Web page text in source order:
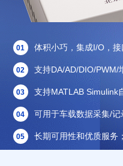
01 体积小巧，集成I/O，接
02 支持DA/AD/DIO/PWM/
03 支持MATLAB Simulink
04 可用于车载数据采集/记
05 长期可用性和优质服务；